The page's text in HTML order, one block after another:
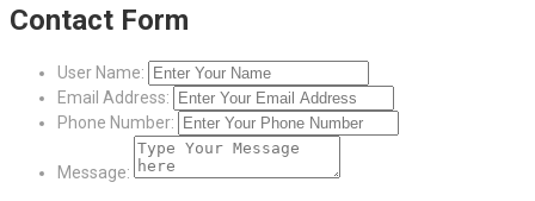
Contact Form
User Name:
Email Address:
Phone Number:
Message: